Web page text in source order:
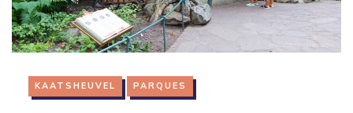
KAATSHEUVEL PARQUES